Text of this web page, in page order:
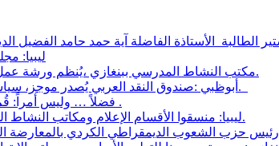
ليبيا: مجلس
مكتب النشاط المدرسي ببنغازي ،يُنظم ورشة عمل بعنوان:الأثار التي يحدثها الإعلام على ثقافة الطفل والأسرة.
أبوظبي :صندوق النقد العربي يُصدر موجز، سياسات تحديات وخيارات تمويل البنية التحتية في الدول العربية.
فضلاً … وليس أمراً: قُم بالتدابير الوقائية للتصدي لوباء كورونا الفتاك بحياة الإنسان .
ليبيا: منسقوا الأقسام الإعلام ومكاتب النشاط المدرسي يجتمع بمنسقي الإعلام بقطاع تعليم البركة ببنغازي.
رئيس حزب الشعوب الديمقراطي الكردي بالمعارضة